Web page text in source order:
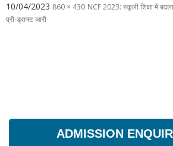
10/04/2023 860 × 430 NCF 2023: स्कूली शिक्षा में
प्री-ड्राफ्ट जारी
ADMISSION